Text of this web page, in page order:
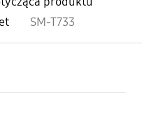
SM-T733